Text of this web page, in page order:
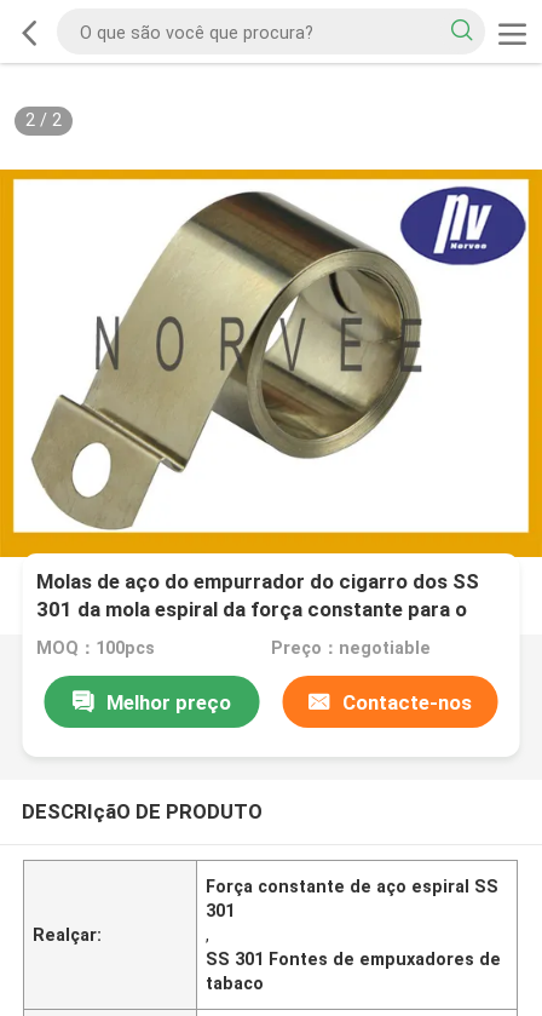
2/ 2
Molas de aço do empurrador do cigarro dos SS
301 da mola espiral da força constante para o
distribuidor
MOQ：100pcs Preço：negotiable
Melhor preço Contacte-nos
DESCRIçãO DE PRODUTO
Realçar:
Força constante de aço espiral SS
301
,
SS 301 Fontes de empuxadores de
tabaco